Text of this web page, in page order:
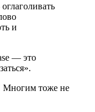
и
— это
Многим тоже не